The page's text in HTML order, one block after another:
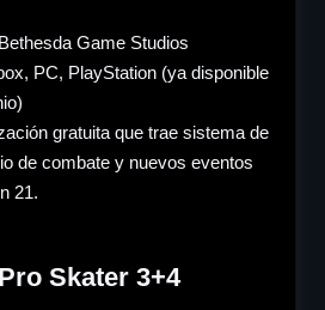
Bethesda Game Studios
PC, PlayStation (ya disponible
gratuita que trae sistema de
de combate y nuevos eventos
21.
Skater 3+4